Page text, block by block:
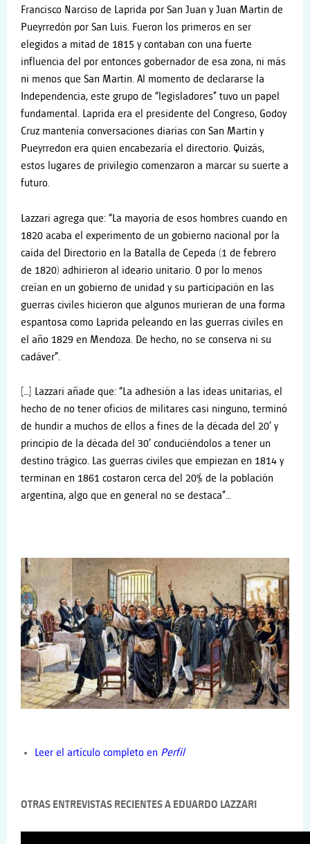
Francisco Narciso de Laprida por San Juan y Juan Martin de
Pueyrredón por San Luis. Fueron los primeros en ser
elegidos a mitad de 1815 y contaban con una fuerte
influencia del por entonces gobernador de esa zona, ni más
ni menos que San Martin. Al momento de declararse la
Independencia, este grupo de “legisladores” tuvo un papel
fundamental. Laprida era el presidente del Congreso, Godoy
Cruz mantenía conversaciones diarias con San Martin y
Pueyrredon era quien encabezaría el directorio. Quizás,
estos lugares de privilegio comenzaron a marcar su suerte a
futuro.
Lazzari agrega que: “La mayoría de esos hombres cuando en
1820 acaba el experimento de un gobierno nacional por la
caída del Directorio en la Batalla de Cepeda (1 de febrero
de 1820) adhirieron al ideario unitario. O por lo menos
creían en un gobierno de unidad y su participación en las
guerras civiles hicieron que algunos murieran de una forma
espantosa como Laprida peleando en las guerras civiles en
el año 1829 en Mendoza. De hecho, no se conserva ni su
cadáver”.
[…] Lazzari añade que: “La adhesión a las ideas unitarias, el
hecho de no tener oficios de militares casi ninguno, terminó
de hundir a muchos de ellos a fines de la década del 20’ y
principio de la década del 30’ conduciéndolos a tener un
destino trágico. Las guerras civiles que empiezan en 1814 y
terminan en 1861 costaron cerca del 20% de la población
argentina, algo que en general no se destaca”…
Leer el artículo completo en Perfil
OTRAS ENTREVISTAS RECIENTES A EDUARDO LAZZARI